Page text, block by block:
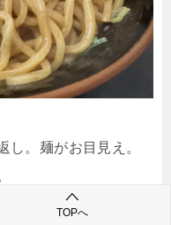
。麺がお目見え。
TOPへ